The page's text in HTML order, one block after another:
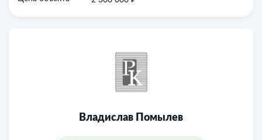
Владислав Помылев